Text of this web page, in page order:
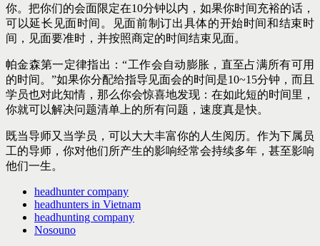
你。把你们的会面限定在10分钟以内，如果你时间充裕的话，
可以延长见面时间。见面前制订出具体的开始时间和结束时
间，见面要准时，并按照商定的时间结束见面。
帕金森第一定律指出：“工作会自动膨胀，直至占满所有可用
的时间。”如果你分配给指导见面会的时间是10~15分钟，而且
学员也对此知情，那么你会惊喜地发现：在如此短的时间里，
你就可以解决问题清单上的所有问题，速度真是快。
既当导师又当学员，可以大大丰富你的人生阅历。作为下属员
工的导师，你对他们所产生的影响经常会持续多年，甚至影响
他们一生。
headhunter company
headhunters in Vietnam
headhunting company
Nosouno